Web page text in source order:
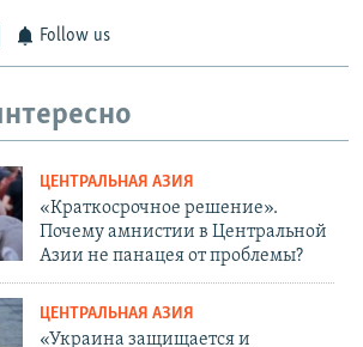
Follow us
ЦЕНТРАЛЬНАЯ АЗИЯ
«Краткосрочное решение».
Почему амнистии в Центральной
Азии не панацея от проблемы?
ЦЕНТРАЛЬНАЯ АЗИЯ
«Украина защищается и